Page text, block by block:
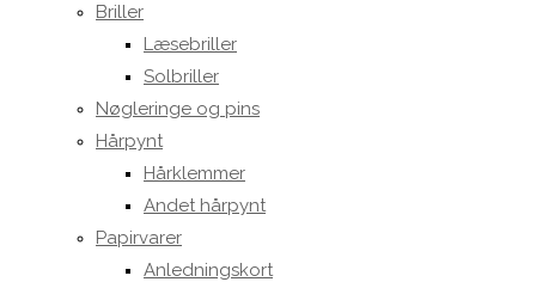
Briller
Læsebriller
Solbriller
Nøgleringe og pins
Hårpynt
Hårklemmer
Andet hårpynt
Papirvarer
Anledningskort